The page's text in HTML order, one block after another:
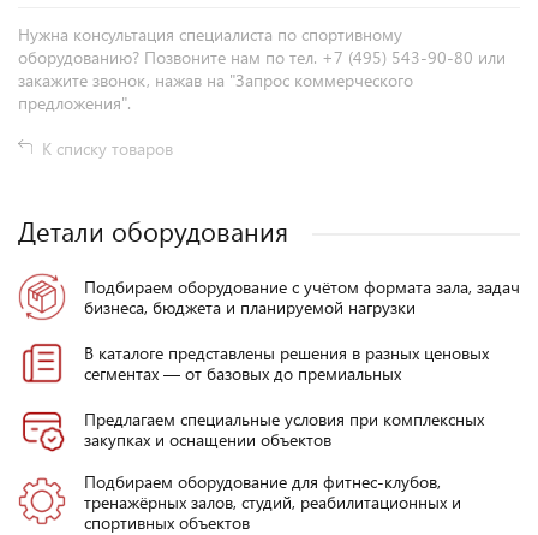
Нужна консультация специалиста по спортивному
оборудованию? Позвоните нам по тел. +7 (495) 543-90-80 или
закажите звонок, нажав на "Запрос коммерческого
предложения".
К списку товаров
Детали оборудования
Подбираем оборудование с учётом формата зала, задач
бизнеса, бюджета и планируемой нагрузки
В каталоге представлены решения в разных ценовых
сегментах — от базовых до премиальных
Предлагаем специальные условия при комплексных
закупках и оснащении объектов
Подбираем оборудование для фитнес-клубов,
тренажёрных залов, студий, реабилитационных и
спортивных объектов